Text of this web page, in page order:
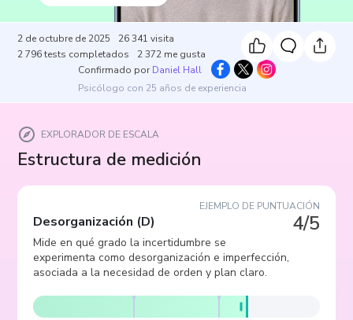
2 de octubre de 2025 26 341 visita
2 796 tests completados 2 372 me gusta
Confirmado por Daniel Hall
Psicólogo con 25 años de experiencia
EXPLORADOR DE ESCALA
Estructura de medición
EJEMPLO DE PUNTUACIÓN
4/5
Desorganización (D)
Mide en qué grado la incertidumbre se
experimenta como desorganización e imperfección,
asociada a la necesidad de orden y plan claro.